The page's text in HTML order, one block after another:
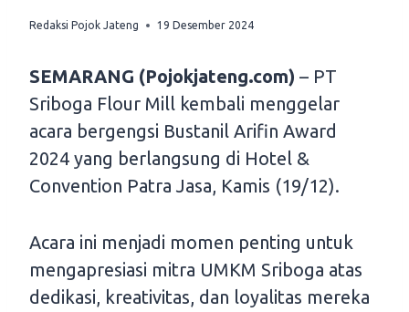
Redaksi Pojok Jateng 19 Desember 2024
SEMARANG (Pojokjateng.com) – PT
Sriboga Flour Mill kembali menggelar
acara bergengsi Bustanil Arifin Award
2024 yang berlangsung di Hotel &
Convention Patra Jasa, Kamis (19/12).
Acara ini menjadi momen penting untuk
mengapresiasi mitra UMKM Sriboga atas
dedikasi, kreativitas, dan loyalitas mereka